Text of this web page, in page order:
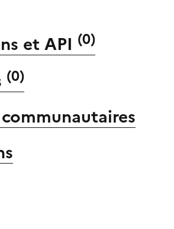
et API (0)
(0)